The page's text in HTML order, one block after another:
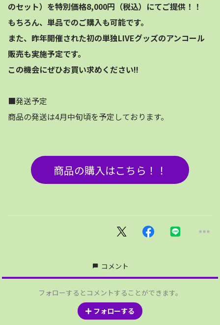
のセット）を特別価格8,000円（税込）にてご提供！！
もちろん、単品でのご購入も可能です。
また、昨年開催された初の単独LIVEグッズのアンコール
販売も実施予定です。
この機会にぜひお買い求めください!!
■発送予定
商品の発送は4月中旬頃を予定しております。
商品の購入はこちら！！
コメント
フォローするとコメントすることができます。
フォローする